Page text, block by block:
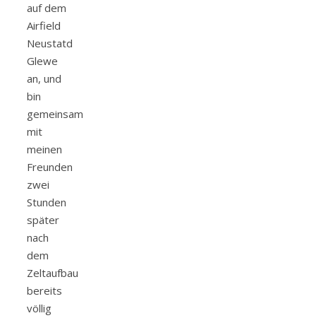
auf dem
Airfield
Neustatd
Glewe
an, und
bin
gemeinsam
mit
meinen
Freunden
zwei
Stunden
später
nach
dem
Zeltaufbau
bereits
völlig